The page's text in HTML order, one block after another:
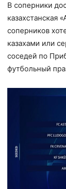
В соперники
казахстанская
соперников
казахами или
соседей по
футбольный